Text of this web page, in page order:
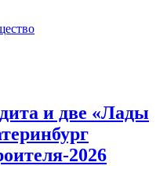
и две «Лады
2026